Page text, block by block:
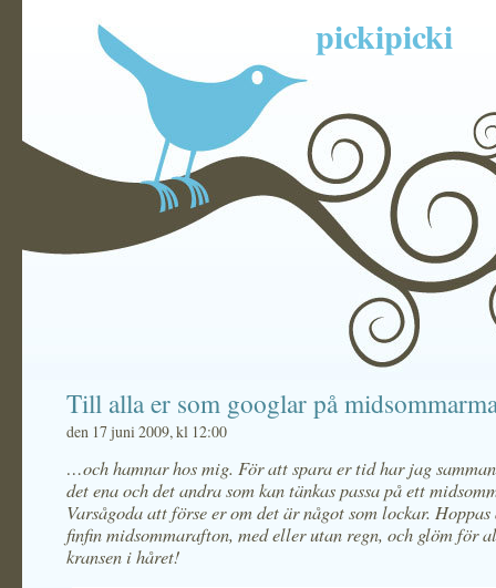
pickipicki
Till alla er som googlar på
den 17 juni 2009, kl 12:00
…och hamnar hos mig. För att spara er tid har jag
det ena och det andra som kan tänkas passa på ett
Varsågoda att förse er om det är något som lockar.
finfin midsommarafton, med eller utan regn, och glöm för
kransen i håret!